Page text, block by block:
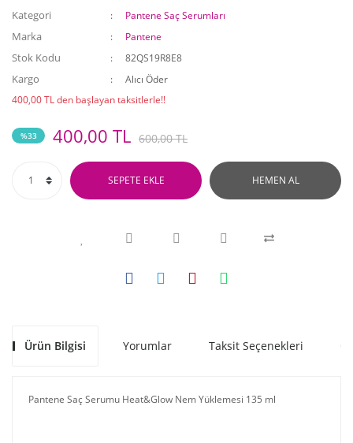
Kategori Pantene Saç Serumları
Marka Pantene
Stok Kodu 82QS19R8E8
Kargo
Alıcı Öder
400,00 TL den başlayan taksitlerle!!
%33 400,00 TL 600,00 TL
SEPETE EKLE HEMEN AL
Ürün Bilgisi Yorumlar Taksit Seçenekleri
Pantene Saç Serumu Heat&Glow Nem Yüklemesi 135 ml